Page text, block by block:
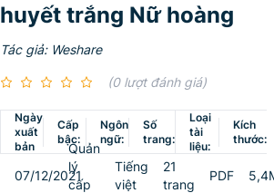
huyết trắng Nữ hoàng
Tác giả: Weshare
(0 lượt đánh giá)
Ngày
xuất
bản
Cấp
bậc:
Ngôn
ngữ:
Số
trang:
Loại
tài
liệu:
Kích
thước:
07/12/2021
Quản
lý
cấp
Tiếng
việt
21
trang
PDF